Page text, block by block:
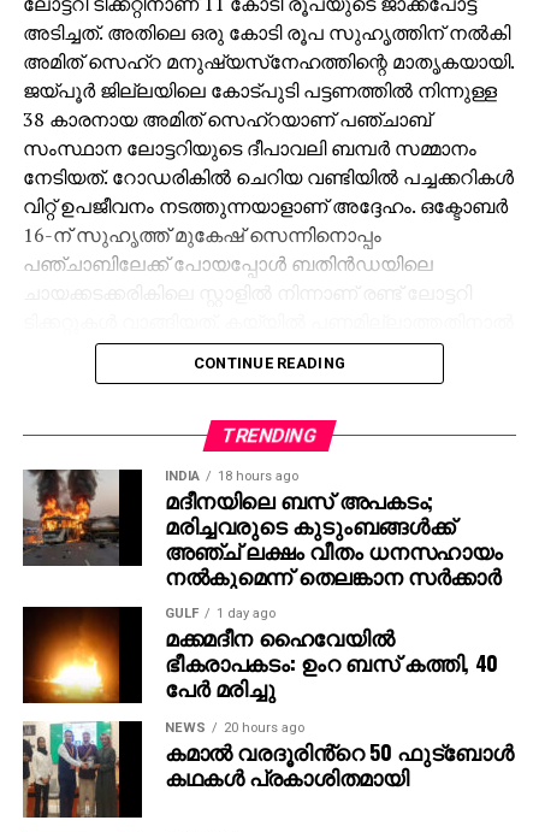
അടിച്ചത്. അതിലെ ഒരു കോടി രൂപ സുഹൃത്തിന് നല്‍കി
അമിത് സെഹ്‌റ മനുഷ്യസ്‌നേഹത്തിന്റെ മാതൃകയായി.
ജയ്പൂര്‍ ജില്ലയിലെ കോട്പുടി പട്ടണത്തില്‍ നിന്നുള്ള
38 കാരനായ അമിത് സെഹ്‌റയാണ് പഞ്ചാബ്
സംസ്ഥാന ലോട്ടറിയുടെ ദീപാവലി ബമ്പര്‍ സമ്മാനം
നേടിയത്. റോഡരികില്‍ ചെറിയ വണ്ടിയില്‍ പച്ചക്കറികള്‍
വിറ്റ് ഉപജീവനം നടത്തുന്നയാളാണ് അദ്ദേഹം. ഒക്ടോബര്‍
16-ന് സുഹൃത്ത് മുകേഷ് സെന്നിനൊപ്പം
പഞ്ചാബിലേക്ക് പോയപ്പോള്‍ ബതിന്‍ഡയിലെ
മുകേഷിനോട് 1000 രൂപ കടം വാങ്ങുകയായിരുന്നു.
ഒക്ടോബര്‍ 31ന് രാത്രി 10 മണിക്ക് മുകേഷിന്റെ ഫോണ്‍
അടിച്ചതറിയുന്നത്. രണ്ടാമത്തെ ടിക്കറ്റിനും 1000 രൂപ
സമ്മാനമായി ലഭിച്ചു. ലോട്ടറി അടിച്ച വിവരം
അറിഞ്ഞപ്പോള്‍ ആദ്യം ഓര്‍ത്തത് സുഹൃത്ത്
മുകേഷിനെയായിരുന്നു. അദ്ദേഹത്തിന്റെ രണ്ട്
പെണ്‍മക്കള്‍ക്ക് 50 ലക്ഷം രൂപ വീതം ആകെ ഒരു കോടി
നല്‍കുമെന്ന് അമിത് പറഞ്ഞു. ‘ പഞ്ചാബിലേക്ക്
വരാന്‍പോലും 8,000 രൂപ കടം വാങ്ങിയിരുന്നു. അത്
ഇപ്പോള്‍ തിരിച്ചടക്കും. കോടിപതിയായെങ്കിലും ഞാന്‍
പഴയപോലെ കച്ചവടം തുടരും. ഭാര്യയുടെ ആഗ്രഹം
പോലെ സ്ഥലം വാങ്ങി വീട് പണിയും ‘ എന്നതായിരുന്നു
അമിതിന്റെ പ്രതികരണം. സാധാരണ മനുഷ്യന്റെ
മനോഹരമായ പങ്കുവെക്കലാണ് ഇപ്പോള്‍ സോഷ്യല്‍
മീഡിയയില്‍ ചര്‍ച്ചയായിരിക്കുന്നത്.
CONTINUE READING
TRENDING
INDIA 18 hours ago
മദീനയിലെ ബസ് അപകടം;
മരിച്ചവരുടെ കുടുംബങ്ങള്‍ക്ക്
അഞ്ച് ലക്ഷം വീതം ധനസഹായം
നല്‍കുമെന്ന് തെലങ്കാന സര്‍ക്കാര്‍
GULF 1 day ago
മക്കമദീന ഹൈവേയില്‍
ഭീകരാപകടം: ഉംറ ബസ് കത്തി, 40
പേര്‍ മരിച്ചു
NEWS 20 hours ago
കമാൽ വരദൂരിൻ്റെ 50 ഫുട്ബോൾ
കഥകൾ പ്രകാശിതമായി